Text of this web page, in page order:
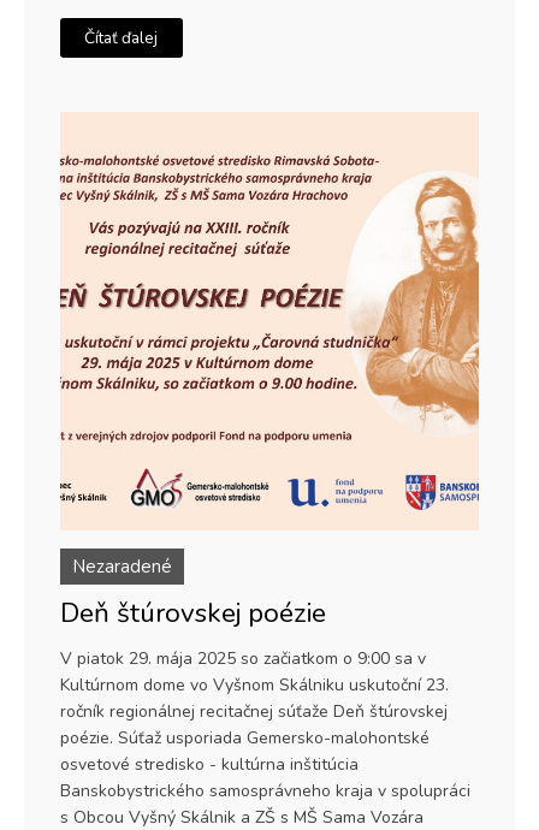
Čítať ďalej
Nezaradené
Deň štúrovskej poézie
V piatok 29. mája 2025 so začiatkom o 9:00 sa v
Kultúrnom dome vo Vyšnom Skálniku uskutoční 23.
ročník regionálnej recitačnej súťaže Deň štúrovskej
poézie. Súťaž usporiada Gemersko-malohontské
osvetové stredisko - kultúrna inštitúcia
Banskobystrického samosprávneho kraja v spolupráci
s Obcou Vyšný Skálnik a ZŠ s MŠ Sama Vozára